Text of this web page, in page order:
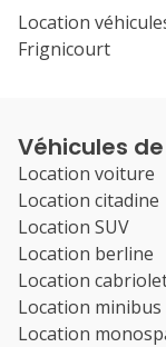
Location
Frignicourt
Véhicules
Location voiture
Location citadine
Location SUV
Location berline
Location
Location minibus
Location